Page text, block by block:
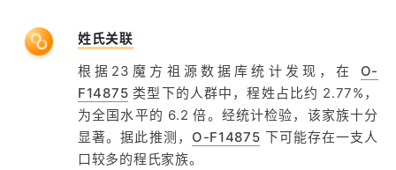
姓氏关联
根据23魔方祖源数据库统计发现，在 O-
F14875 类型下的人群中，程姓占比约 2.77%，
为全国水平的 6.2 倍。经统计检验，该家族十分
显著。据此推测， O-F14875 下可能存在一支人
口较多的程氏家族。